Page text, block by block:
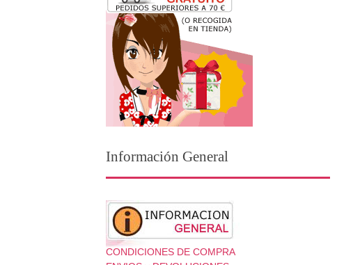
Información General
CONDICIONES DE COMPRA